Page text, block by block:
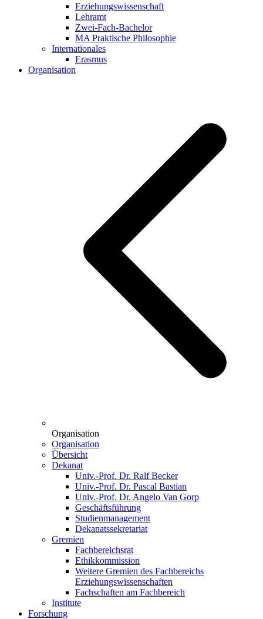
Erziehungswissenschaft
Lehramt
Zwei-Fach-Bachelor
MA Praktische Philosophie
Internationales
Erasmus
Organisation
Organisation
Organisation
Übersicht
Dekanat
Univ.-Prof. Dr. Ralf Becker
Univ.-Prof. Dr. Pascal Bastian
Univ.-Prof. Dr. Angelo Van Gorp
Geschäftsführung
Studienmanagement
Dekanatssekretariat
Gremien
Fachbereichsrat
Ethikkommission
Weitere Gremien des Fachbereichs
Erziehungswissenschaften
Fachschaften am Fachbereich
Institute
Forschung